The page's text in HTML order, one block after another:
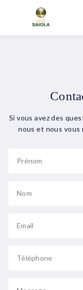
Si vous avez des
nous et nous vous